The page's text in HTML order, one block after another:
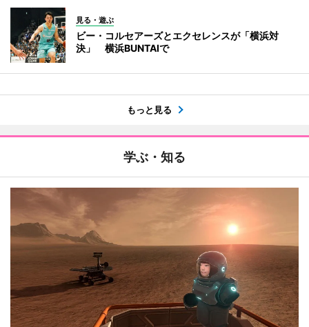
見る・遊ぶ
ビー・コルセアーズとエクセレンスが「横浜対
決」 横浜BUNTAIで
もっと見る
学ぶ・知る